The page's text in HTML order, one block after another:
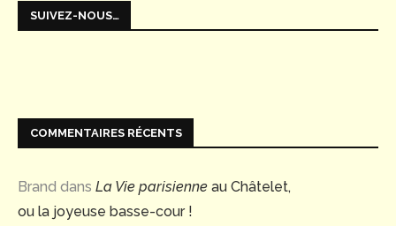
SUIVEZ-NOUS…
COMMENTAIRES RÉCENTS
Brand dans La Vie parisienne au Châtelet,
ou la joyeuse basse-cour !